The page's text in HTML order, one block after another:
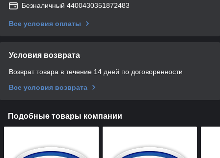
Безналичный 4400430351872483
Все условия оплаты
Условия возврата
Возврат товара в течение 14 дней по договоренности
Все условия возврата
Подобные товары компании